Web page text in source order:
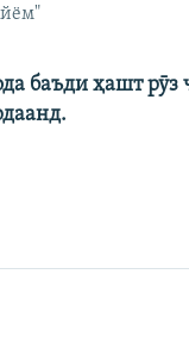
баъди ҳашт рӯз